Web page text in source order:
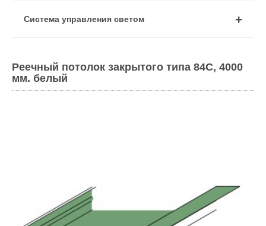
Система управления светом
Реечный потолок закрытого типа 84C, 4000
мм. белый